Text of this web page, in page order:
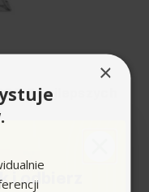
7 najlepszych
piorącego, który
×
i odbierz